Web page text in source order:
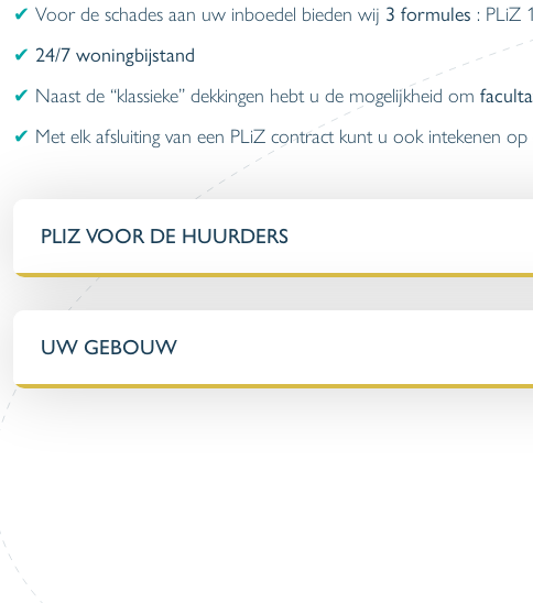
✔ Voor de schades aan uw inboedel bieden wij 3 formules : PLiZ
✔ 24/7 woningbijstand
✔ Naast de “klassieke” dekkingen hebt u de mogelijkheid om
✔ Met elk afsluiting van een PLiZ contract kunt u ook intekenen op
PLIZ VOOR DE HUURDERS
UW GEBOUW